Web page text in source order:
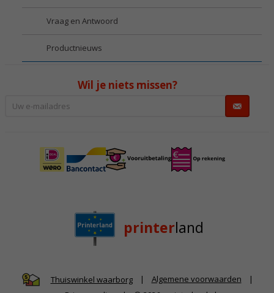
Vraag en Antwoord
Productnieuws
Wil je niets missen?
printerland
Thuiswinkel waarborg | Algemene voorwaarden
|